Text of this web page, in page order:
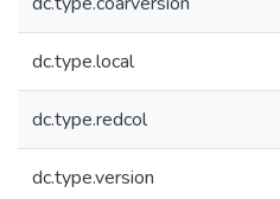
dc.type.local
dc.type.redcol
dc.type.version